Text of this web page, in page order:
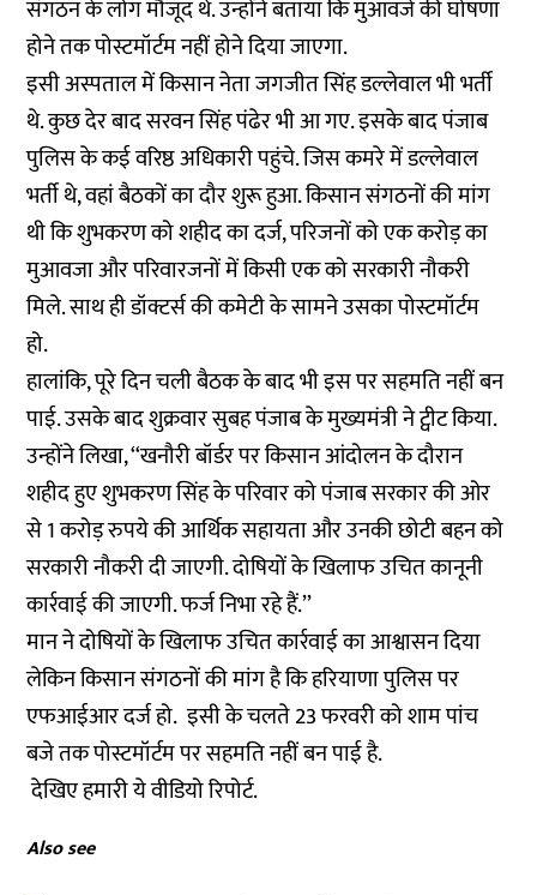
संगठन के लोग मौजूद थे. उन्होंने बताया कि मुआवजे की घोषणा
होने तक पोस्टमॉर्टम नहीं होने दिया जाएगा.
इसी अस्पताल में किसान नेता जगजीत सिंह डल्लेवाल भी भर्ती
थे. कुछ देर बाद सरवन सिंह पंढेर भी आ गए. इसके बाद पंजाब
पुलिस के कई वरिष्ठ अधिकारी पहुंचे. जिस कमरे में डल्लेवाल
भर्ती थे, वहां बैठकों का दौर शुरू हुआ. किसान संगठनों की मांग
थी कि शुभकरण को शहीद का दर्ज, परिजनों को एक करोड़ का
मुआवजा और परिवारजनों में किसी एक को सरकारी नौकरी
मिले. साथ ही डॉक्टर्स की कमेटी के सामने उसका पोस्टमॉर्टम
हो.
हालांकि, पूरे दिन चली बैठक के बाद भी इस पर सहमति नहीं बन
पाई. उसके बाद शुक्रवार सुबह पंजाब के मुख्यमंत्री ने ट्वीट किया.
उन्होंने लिखा, ‘‘खनौरी बॉर्डर पर किसान आंदोलन के दौरान
शहीद हुए शुभकरण सिंह के परिवार को पंजाब सरकार की ओर
से 1 करोड़ रुपये की आर्थिक सहायता और उनकी छोटी बहन को
सरकारी नौकरी दी जाएगी. दोषियों के खिलाफ उचित कानूनी
कार्रवाई की जाएगी. फर्ज निभा रहे हैं.’’
मान ने दोषियों के खिलाफ उचित कार्रवाई का आश्वासन दिया
लेकिन किसान संगठनों की मांग है कि हरियाणा पुलिस पर
एफआईआर दर्ज हो. इसी के चलते 23 फरवरी को शाम पांच
बजे तक पोस्टमॉर्टम पर सहमति नहीं बन पाई है.
देखिए हमारी ये वीडियो रिपोर्ट.
Also see